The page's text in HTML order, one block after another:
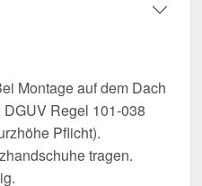
Montage auf dem Dach
Regel 101-038
Pflicht).
tragen.